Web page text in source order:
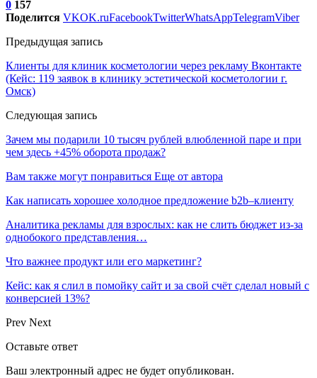
0 157
Поделится VKOK.ruFacebookTwitterWhatsAppTelegramViber
Предыдущая запись
Клиенты для клиник косметологии через рекламу Вконтакте
(Кейс: 119 заявок в клинику эстетической косметологии г.
Омск)
Следующая запись
Зачем мы подарили 10 тысяч рублей влюбленной паре и при
чем здесь +45% оборота продаж?
Вам также могут понравиться Еще от автора
Как написать хорошее холодное предложение b2b–клиенту
Аналитика рекламы для взрослых: как не слить бюджет из-за
однобокого представления…
Что важнее продукт или его маркетинг?
Кейс: как я слил в помойку сайт и за свой счёт сделал новый с
конверсией 13%?
Prev Next
Оставьте ответ
Ваш электронный адрес не будет опубликован.